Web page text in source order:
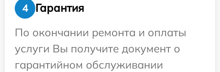
4
Гарантия
По окончании ремонта и оплаты
услуги Вы получите документ о
гарантийном обслуживании